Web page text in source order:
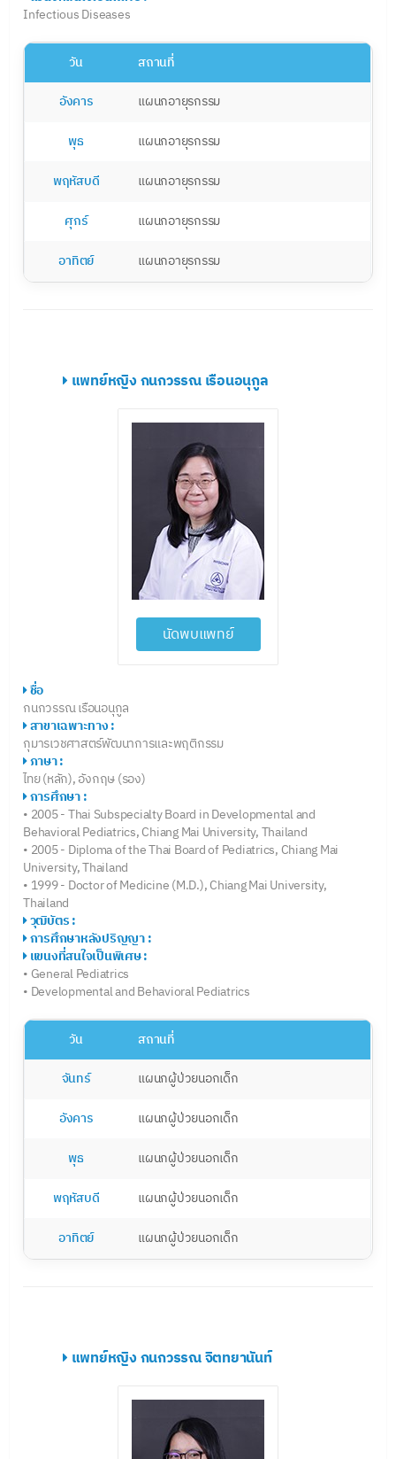
Infectious Diseases
วัน
สถานที่
อังคาร
แผนกอายุรกรรม
พุธ
แผนกอายุรกรรม
พฤหัสบดี
แผนกอายุรกรรม
ศุกร์
แผนกอายุรกรรม
อาทิตย์
แผนกอายุรกรรม
แพทย์หญิง กนกวรรณ เรือนอนุกูล
นัดพบแพทย์
ชื่อ
กนกวรรณ เรือนอนุกูล
สาขาเฉพาะทาง :
กุมารเวชศาสตร์พัฒนาการและพฤติกรรม
ภาษา :
ไทย (หลัก), อังกฤษ (รอง)
การศึกษา :
• 2005 - Thai Subspecialty Board in Developmental and
Behavioral Pediatrics, Chiang Mai University, Thailand
• 2005 - Diploma of the Thai Board of Pediatrics, Chiang Mai
University, Thailand
• 1999 - Doctor of Medicine (M.D.), Chiang Mai University,
Thailand
วุฒิบัตร :
การศึกษาหลังปริญญา :
แขนงที่สนใจเป็นพิเศษ :
• General Pediatrics
• Developmental and Behavioral Pediatrics
วัน
สถานที่
จันทร์
แผนกผู้ป่วยนอกเด็ก
อังคาร
แผนกผู้ป่วยนอกเด็ก
พุธ
แผนกผู้ป่วยนอกเด็ก
พฤหัสบดี
แผนกผู้ป่วยนอกเด็ก
อาทิตย์
แผนกผู้ป่วยนอกเด็ก
แพทย์หญิง กนกวรรณ จิตทยานันท์